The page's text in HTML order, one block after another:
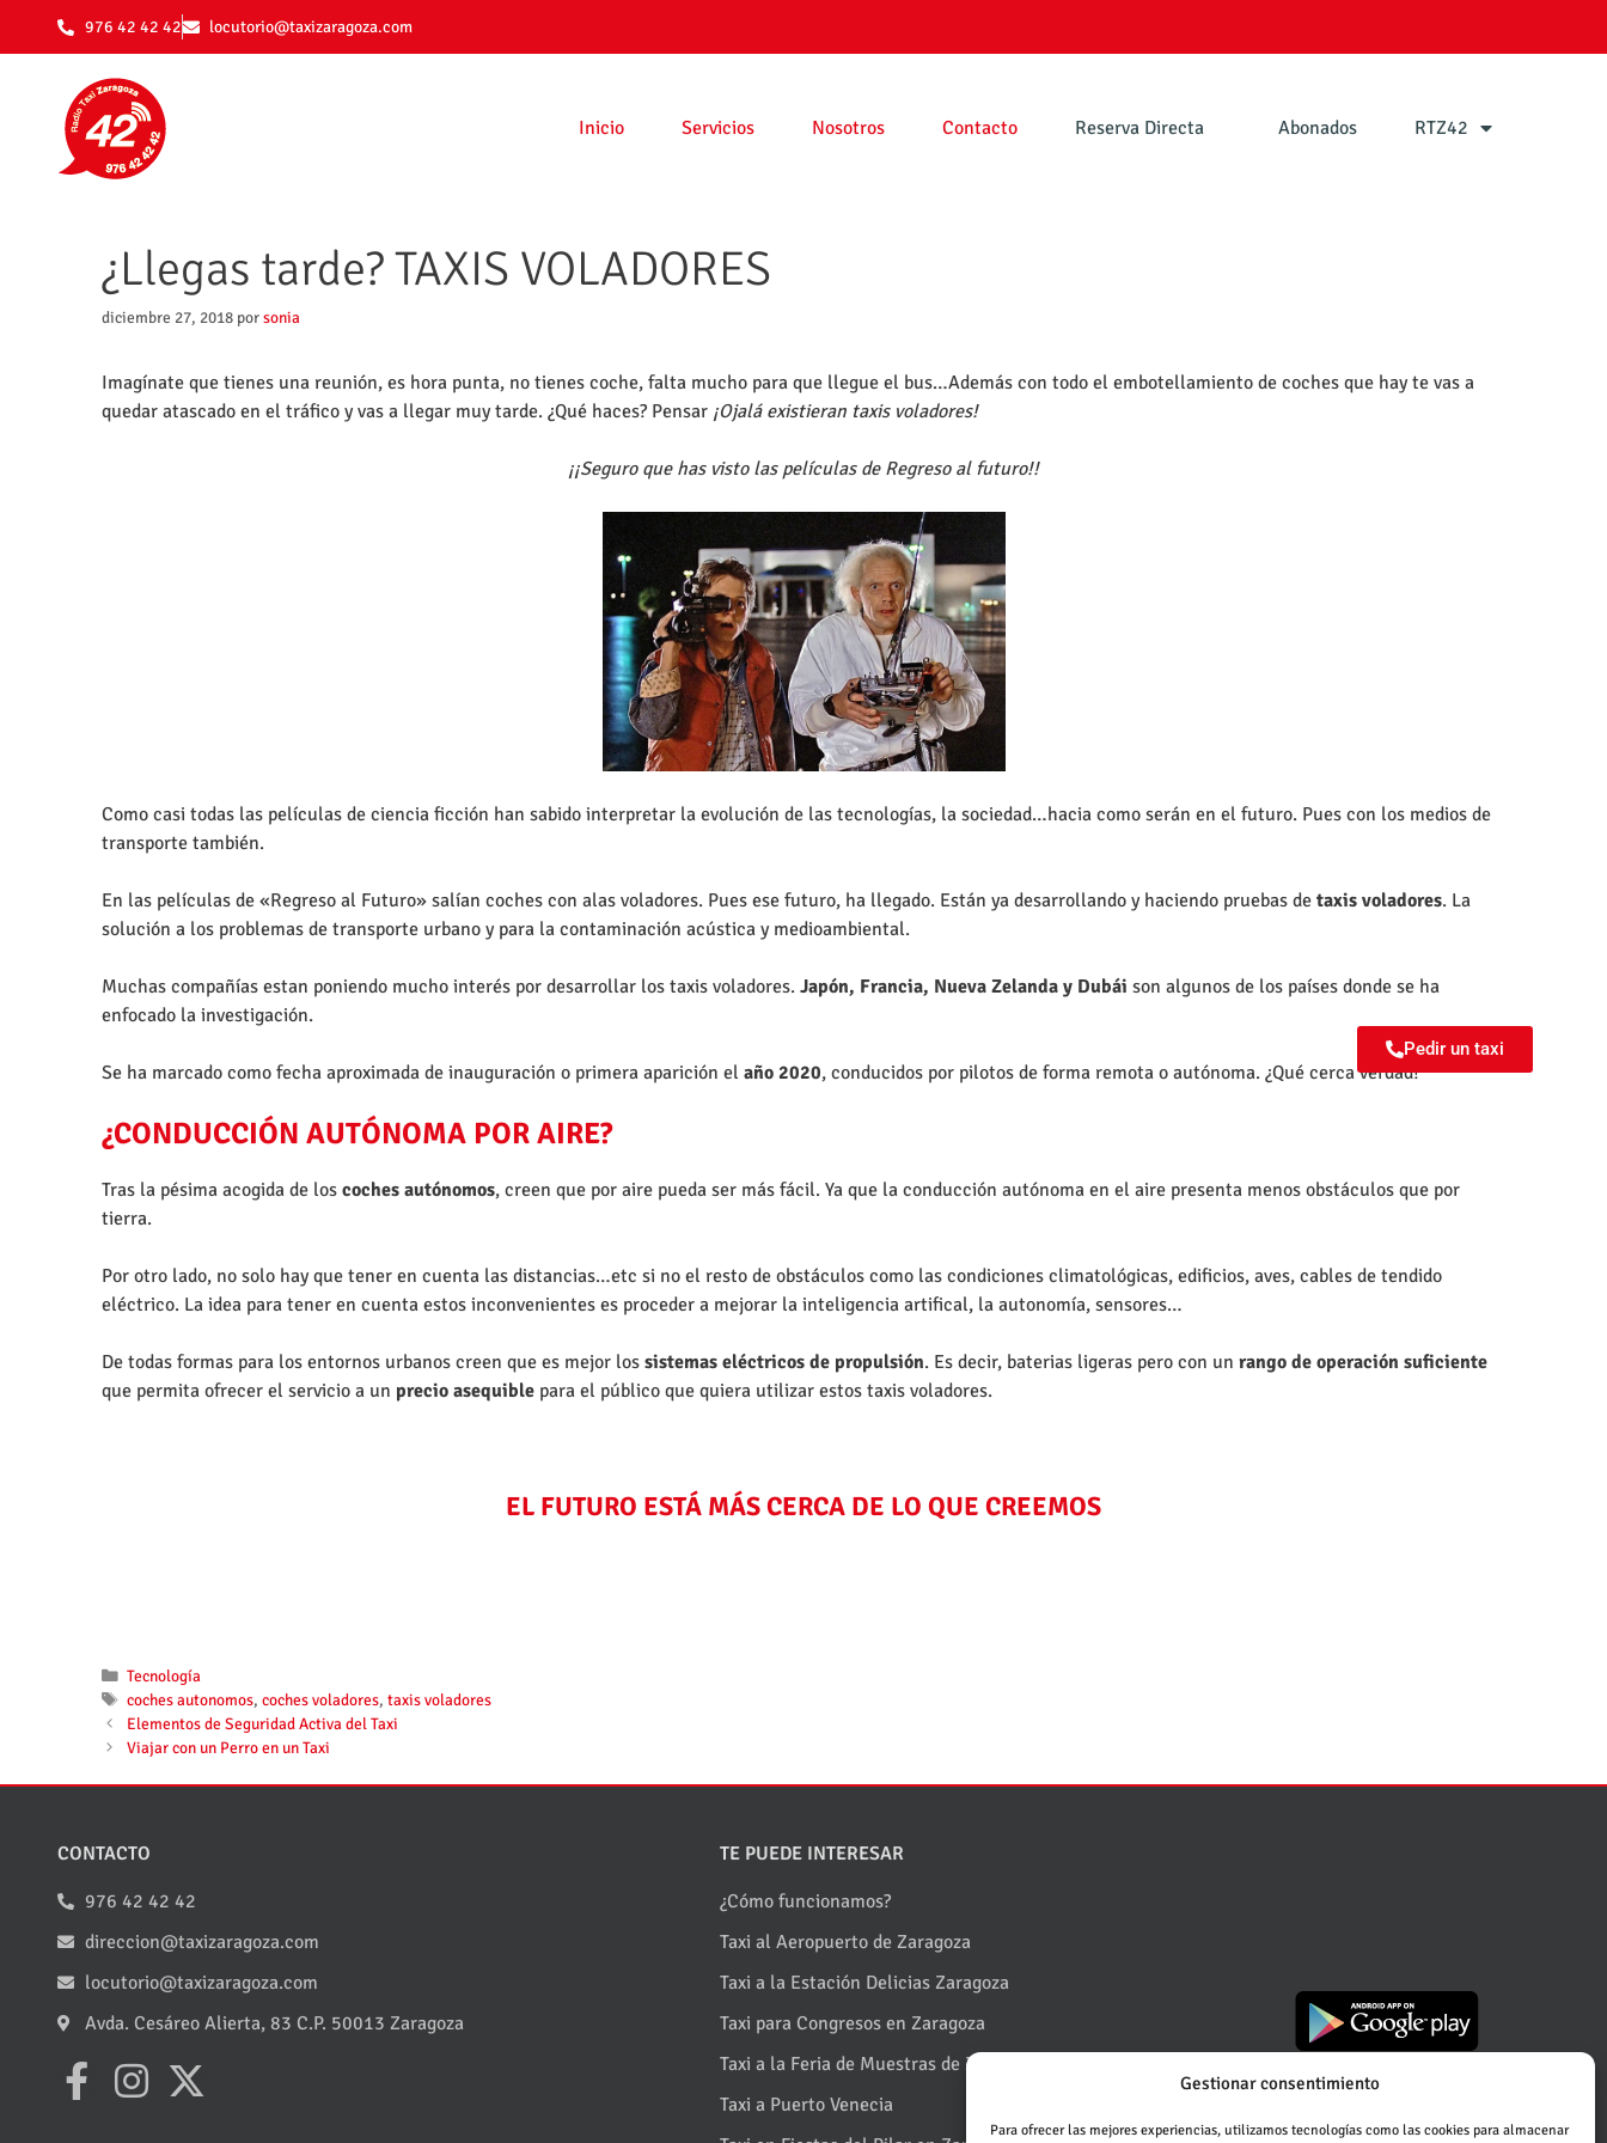
Gestionar consentimiento
Para ofrecer las mejores experiencias, utilizamos tecnologías como las cookies para almacenar
976 42 42 42 locutorio@taxizaragoza.com
Inicio Servicios Nosotros Contacto Reserva Directa Abonados RTZ42
¿Llegas tarde? TAXIS VOLADORES
diciembre 27, 2018 porsonia
Imagínate que tienes una reunión, es hora punta, no tienes coche, falta mucho para que llegue el bus…Además con todo el embotellamiento de coches que hay te vas a
quedar atascado en el tráfico y vas a llegar muy tarde. ¿Qué haces? Pensar ¡Ojalá existieran taxis voladores!
¡¡Seguro que has visto las películas de Regreso al futuro!!
Como casi todas las películas de ciencia ficción han sabido interpretar la evolución de las tecnologías, la sociedad…hacia como serán en el futuro. Pues con los medios de
transporte también.
En las películas de «Regreso al Futuro» salían coches con alas voladores. Pues ese futuro, ha llegado. Están ya desarrollando y haciendo pruebas de taxis voladores. La
solución a los problemas de transporte urbano y para la contaminación acústica y medioambiental.
Muchas compañías estan poniendo mucho interés por desarrollar los taxis voladores. Japón, Francia, Nueva Zelanda y Dubái son algunos de los países donde se ha
enfocado la investigación.
Se ha marcado como fecha aproximada de inauguración o primera aparición el año 2020, conducidos por pilotos de forma remota o autónoma. ¿Qué cerca verdad?
¿CONDUCCIÓN AUTÓNOMA POR AIRE?
Tras la pésima acogida de los coches autónomos, creen que por aire pueda ser más fácil. Ya que la conducción autónoma en el aire presenta menos obstáculos que por
tierra.
Por otro lado, no solo hay que tener en cuenta las distancias…etc si no el resto de obstáculos como las condiciones climatológicas, edificios, aves, cables de tendido
eléctrico. La idea para tener en cuenta estos inconvenientes es proceder a mejorar la inteligencia artifical, la autonomía, sensores…
De todas formas para los entornos urbanos creen que es mejor los sistemas eléctricos de propulsión. Es decir, baterias ligeras pero con un rango de operación suficiente
que permita ofrecer el servicio a un precio asequible para el público que quiera utilizar estos taxis voladores.
EL FUTURO ESTÁ MÁS CERCA DE LO QUE CREEMOS
Tecnología
coches autonomos,coches voladores,taxis voladores
Elementos de Seguridad Activa del Taxi
Viajar con un Perro en un Taxi
CONTACTO
976 42 42 42
direccion@taxizaragoza.com
locutorio@taxizaragoza.com
Avda. Cesáreo Alierta, 83 C.P. 50013 Zaragoza
TE PUEDE INTERESAR
¿Cómo funcionamos?
Taxi al Aeropuerto de Zaragoza
Taxi a la Estación Delicias Zaragoza
Taxi para Congresos en Zaragoza
Taxi a la Feria de Muestras de Zaragoza
Taxi a Puerto Venecia
Pedir un taxi